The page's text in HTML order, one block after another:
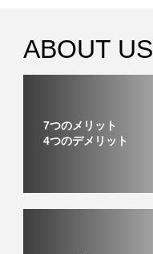
ABOUT US
7つのメリット
4つのデメリット